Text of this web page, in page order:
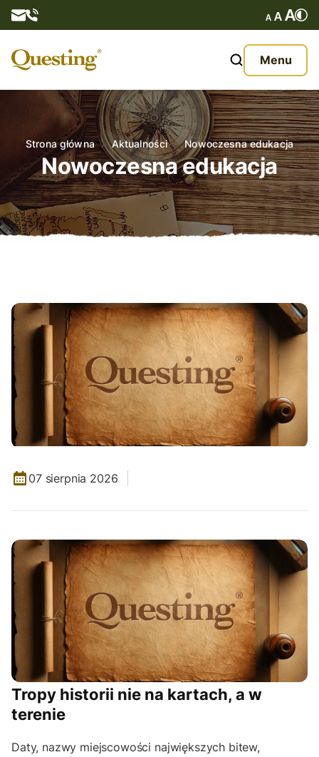
Menu
O nas
Oferta
Aktualności
Kontakt
Strona główna Aktualności Nowoczesna edukacja
Nowoczesna edukacja
07 sierpnia 2026
Tropy historii nie na kartach, a w
terenie
Daty, nazwy miejscowości największych bitew,